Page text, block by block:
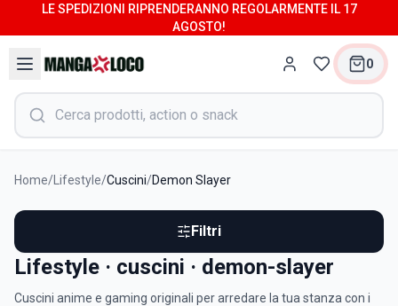
LE SPEDIZIONI RIPRENDERANNO REGOLARMENTE IL 17
AGOSTO!
0
Home/ Lifestyle/Cuscini/Demon Slayer
Filtri
Lifestyle · cuscini · demon-slayer
Cuscini anime e gaming originali per arredare la tua stanza con i